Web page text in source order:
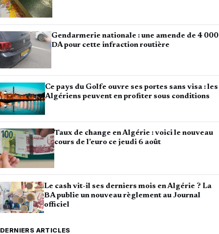
Gendarmerie nationale : une amende de 4 000
DA pour cette infraction routière
Ce pays du Golfe ouvre ses portes sans visa : les
Algériens peuvent en profiter sous conditions
Taux de change en Algérie : voici le nouveau
cours de l’euro ce jeudi 6 août
Le cash vit-il ses derniers mois en Algérie ? La
BA publie un nouveau règlement au Journal
officiel
DERNIERS ARTICLES